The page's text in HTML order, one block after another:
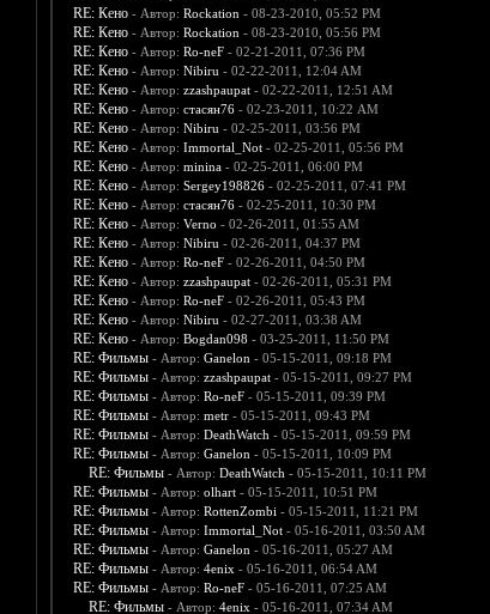
RE: Кено - Автор: Rockation - 08-23-2010, 05:52 PM
RE: Кено - Автор: Rockation - 08-23-2010, 05:56 PM
RE: Кено - Автор: Ro-neF- 02-21-2011, 07:36 PM
RE: Кено - Автор: Nibiru - 02-22-2011, 12:04 AM
RE: Кено - Автор: zzashpaupat- 02-22-2011, 12:51 AM
RE: Кено - Автор: стасян76- 02-23-2011, 10:22 AM
RE: Кено - Автор: Nibiru - 02-25-2011, 03:56 PM
RE: Кено - Автор: Immortal_Not- 02-25-2011, 05:56 PM
RE: Кено - Автор: minina- 02-25-2011, 06:00 PM
RE: Кено - Автор: Sergey198826- 02-25-2011, 07:41 PM
RE: Кено - Автор: стасян76- 02-25-2011, 10:30 PM
RE: Кено - Автор: Verno - 02-26-2011, 01:55 AM
RE: Кено - Автор: Nibiru - 02-26-2011, 04:37 PM
RE: Кено - Автор: Ro-neF- 02-26-2011, 04:50 PM
RE: Кено - Автор: zzashpaupat- 02-26-2011, 05:31 PM
RE: Кено - Автор: Ro-neF- 02-26-2011, 05:43 PM
RE: Кено - Автор: Nibiru - 02-27-2011, 03:38 AM
RE: Кено - Автор: Bogdan098 - 03-25-2011, 11:50 PM
RE: Фильмы - Автор: Ganelon - 05-15-2011, 09:18 PM
RE: Фильмы - Автор: zzashpaupat- 05-15-2011, 09:27 PM
RE: Фильмы - Автор: Ro-neF- 05-15-2011, 09:39 PM
RE: Фильмы - Автор: metr- 05-15-2011, 09:43 PM
RE: Фильмы - Автор: DeathWatch - 05-15-2011, 09:59 PM
RE: Фильмы - Автор: Ganelon - 05-15-2011, 10:09 PM
RE: Фильмы - Автор: DeathWatch - 05-15-2011, 10:11 PM
RE: Фильмы - Автор: olhart- 05-15-2011, 10:51 PM
RE: Фильмы - Автор: RottenZombi - 05-15-2011, 11:21 PM
RE: Фильмы - Автор: Immortal_Not- 05-16-2011, 03:50 AM
RE: Фильмы - Автор: Ganelon - 05-16-2011, 05:27 AM
RE: Фильмы - Автор: 4enix - 05-16-2011, 06:54 AM
RE: Фильмы - Автор: Ro-neF- 05-16-2011, 07:25 AM
RE: Фильмы - Автор: 4enix - 05-16-2011, 07:34 AM